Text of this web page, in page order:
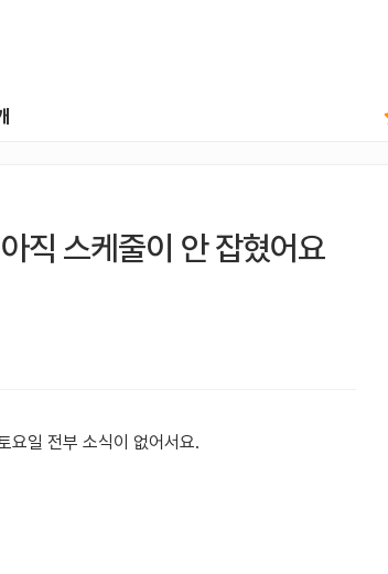
직 스케줄이 안 잡혔어요
요일 전부 소식이 없어서요.